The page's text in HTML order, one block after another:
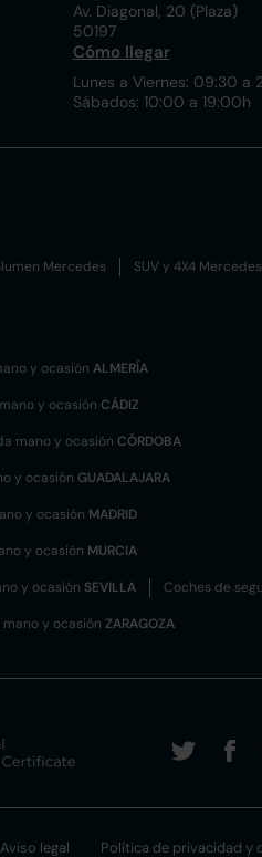
Av. Diagonal, 20 (Plaza)
50197
Cómo llegar
Lunes a Viernes: 09:30 a
Sábados: 10:00 a 19:00h
Mercedes SUV y 4X4 Mercedes
y ocasión ALMERÍA
y ocasión CÁDIZ
mano y ocasión CÓRDOBA
y ocasión GUADALAJARA
y ocasión MADRID
y ocasión MURCIA
y ocasión SEVILLA Coches de
y ocasión ZARAGOZA
Aviso legal Política de privacidad y